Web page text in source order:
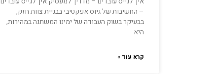
– החשיבות של גיוס אפקטיבי בבניית צוות חזק,
בבעיקר בשוק העבודה של ימינו המשתנה במהירות,
היא
קרא עוד »